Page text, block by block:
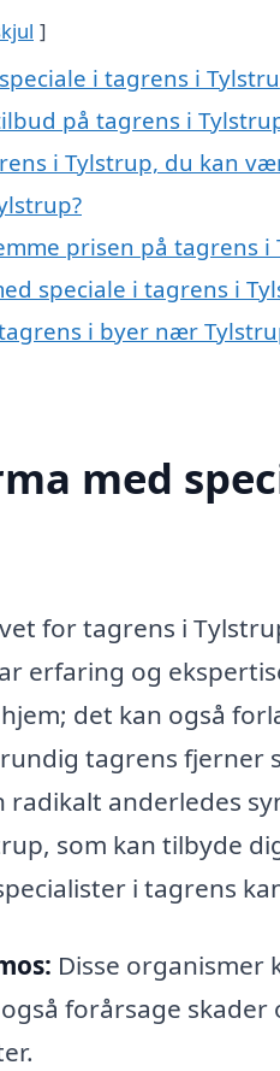
i tagrens i
på tagrens i
i Tylstrup, du kan
prisen på tagrens i
speciale i tagrens i
i byer nær
med
for tagrens i
erfaring og
det kan også
tagrens fjerner
anderledes
som kan tilbyde
i tagrens
Disse organismer
forårsage